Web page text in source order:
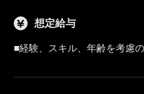
想定給与
■経験、スキル、年齢を考慮